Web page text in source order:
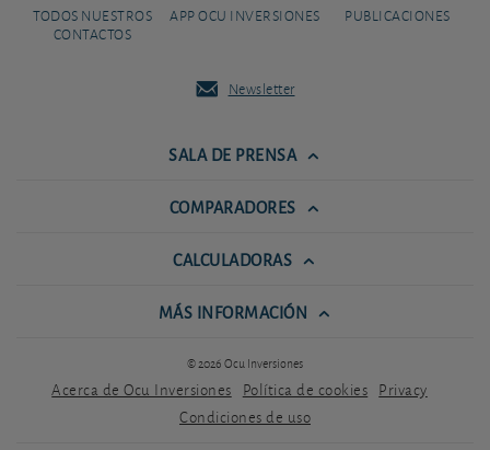
TODOS NUESTROS
CONTACTOS
APP OCU INVERSIONES PUBLICACIONES
Newsletter
SALA DE PRENSA
COMPARADORES
CALCULADORAS
MÁS INFORMACIÓN
© 2026 Ocu Inversiones
Acerca de Ocu Inversiones Política de cookies Privacy
Condiciones de uso